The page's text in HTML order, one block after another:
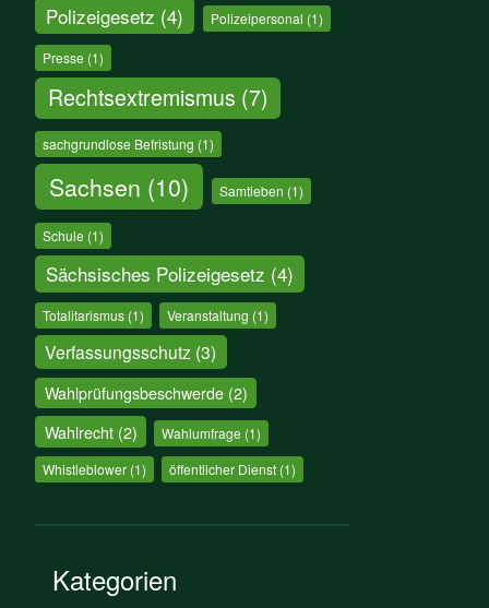
Polizeigesetz (4) Polizeipersonal (1)
Presse (1)
Rechtsextremismus (7)
sachgrundlose Befristung (1)
Sachsen (10) Samtleben (1)
Schule (1)
Sächsisches Polizeigesetz (4)
Totalitarismus (1) Veranstaltung (1)
Verfassungsschutz (3)
Wahlprüfungsbeschwerde(2)
Wahlrecht(2) Wahlumfrage (1)
Whistleblower (1) öffentlicher Dienst(1)
Kategorien